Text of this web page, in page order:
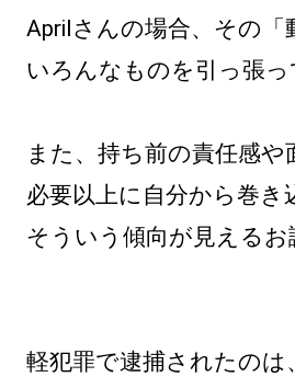
Aprilさんの場合、その「
いろんなものを引っ張
また、持ち前の責任感
必要以上に自分から巻
そういう傾向が見える
軽犯罪で逮捕されたのは